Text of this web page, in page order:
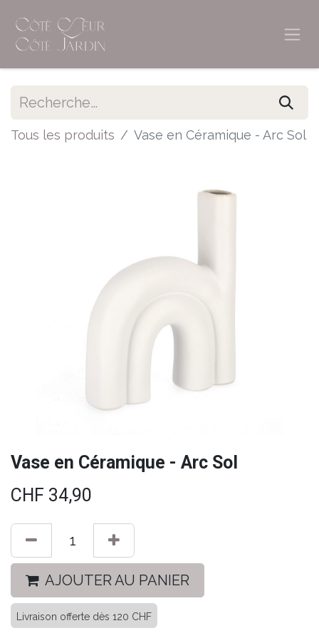
Tous les produits Vase en Céramique - Arc Sol
Vase en Céramique - Arc Sol
CHF 34,90
AJOUTER AU PANIER
Livraison offerte dès 120 CHF